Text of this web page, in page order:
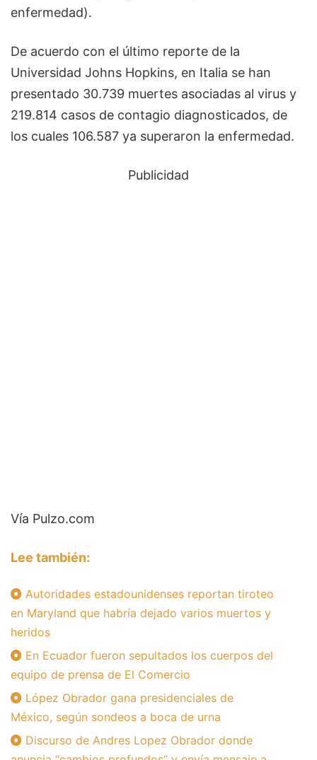
enfermedad).
De acuerdo con el último reporte de la
Universidad Johns Hopkins, en Italia se han
presentado 30.739 muertes asociadas al virus y
219.814 casos de contagio diagnosticados, de
los cuales 106.587 ya superaron la enfermedad.
Publicidad
Vía Pulzo.com
Lee también:
Autoridades estadounidenses reportan tiroteo
en Maryland que habría dejado varios muertos y
heridos
En Ecuador fueron sepultados los cuerpos del
equipo de prensa de El Comercio
López Obrador gana presidenciales de
México, según sondeos a boca de urna
Discurso de Andres Lopez Obrador donde